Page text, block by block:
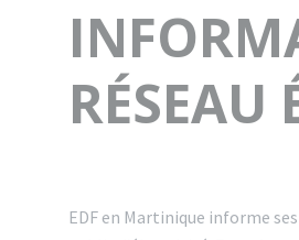
RÉSEAU
EDF en Martinique informe